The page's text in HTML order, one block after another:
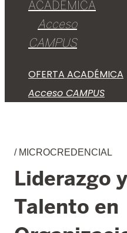
ACADÉMICA
Acceso
CAMPUS
OFERTA ACADÉMICA
Acceso CAMPUS
/ MICROCREDENCIAL
Liderazgo
Talento en